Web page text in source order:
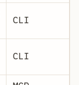
CLI
CLI